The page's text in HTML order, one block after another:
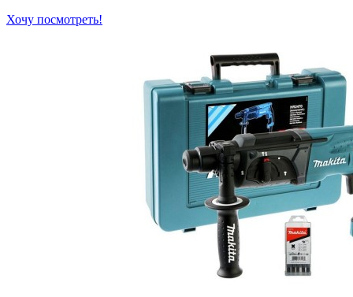
Хочу посмотреть!